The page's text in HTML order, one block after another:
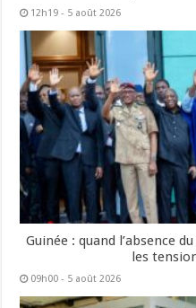
12h19 - 5 août 2026
Guinée : quand l’absence
les
09h00 - 5 août 2026